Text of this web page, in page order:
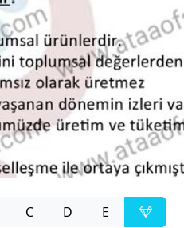
C D E